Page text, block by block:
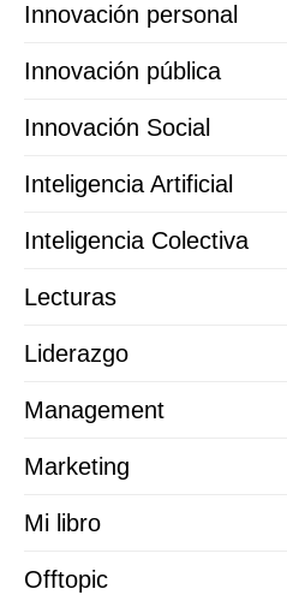
Innovación personal
Innovación pública
Innovación Social
Inteligencia Artificial
Inteligencia Colectiva
Lecturas
Liderazgo
Management
Marketing
Mi libro
Offtopic